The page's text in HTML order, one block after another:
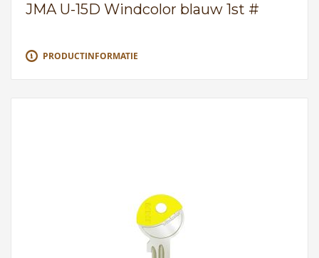
JMA U-15D Windcolor blauw 1st #
PRODUCTINFORMATIE